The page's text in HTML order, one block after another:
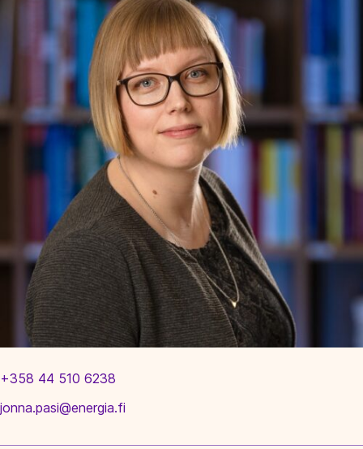
+358 44 510 6238
jonna.pasi@energia.fi